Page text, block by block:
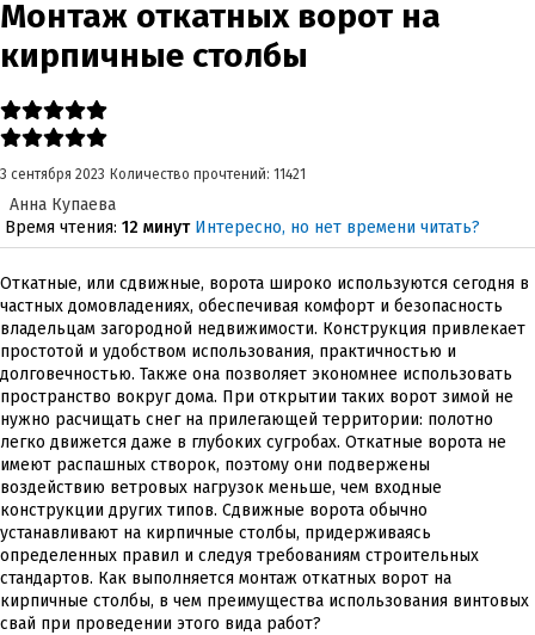
Монтаж откатных ворот на
кирпичные столбы
3 сентября 2023 Количество прочтений: 11421
Анна Купаева
Время чтения: 12 минут Интересно, но нет времени читать?
Откатные, или сдвижные, ворота широко используются сегодня в
частных домовладениях, обеспечивая комфорт и безопасность
владельцам загородной недвижимости. Конструкция привлекает
простотой и удобством использования, практичностью и
долговечностью. Также она позволяет экономнее использовать
пространство вокруг дома. При открытии таких ворот зимой не
нужно расчищать снег на прилегающей территории: полотно
легко движется даже в глубоких сугробах. Откатные ворота не
имеют распашных створок, поэтому они подвержены
воздействию ветровых нагрузок меньше, чем входные
конструкции других типов. Сдвижные ворота обычно
устанавливают на кирпичные столбы, придерживаясь
определенных правил и следуя требованиям строительных
стандартов. Как выполняется монтаж откатных ворот на
кирпичные столбы, в чем преимущества использования винтовых
свай при проведении этого вида работ?